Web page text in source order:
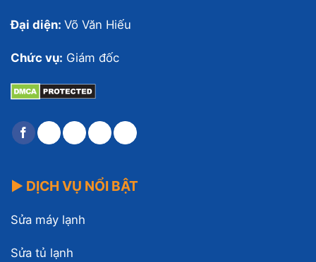
Đại diện: Võ Văn Hiếu
Chức vụ: Giám đốc
▶ DỊCH VỤ NỔI BẬT
Sửa máy lạnh
Sửa tủ lạnh